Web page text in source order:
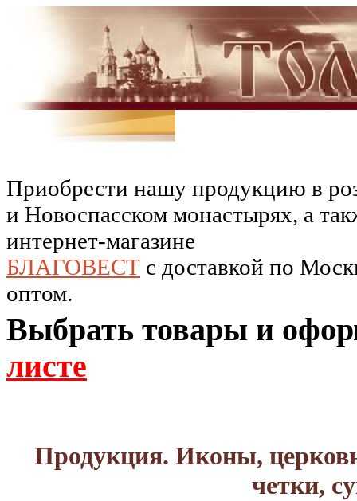
Приобрести нашу продукцию в
и Новоспасском монастырях, а
интернет-магазине
БЛАГОВЕСТ c доставкой по
оптом.
Выбрать товары и
листе
Продукция. Иконы,
четки,